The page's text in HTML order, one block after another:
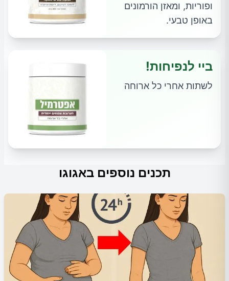
ופוריות, ומאזן הורמונים
באופן טבעי.
ביי לנפיחות!
לשתות אחרי כל ארוחה
תכנים נוספים באגוגו